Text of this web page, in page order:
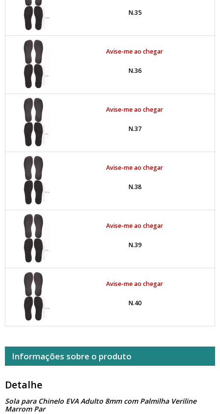
N.35
Avise-me ao chegar
N.36
Avise-me ao chegar
N.37
Avise-me ao chegar
N.38
Avise-me ao chegar
N.39
Avise-me ao chegar
N.40
Informações sobre o produto
Detalhe
Sola para Chinelo EVA Adulto 8mm com Palmilha Veriline
Marrom Par